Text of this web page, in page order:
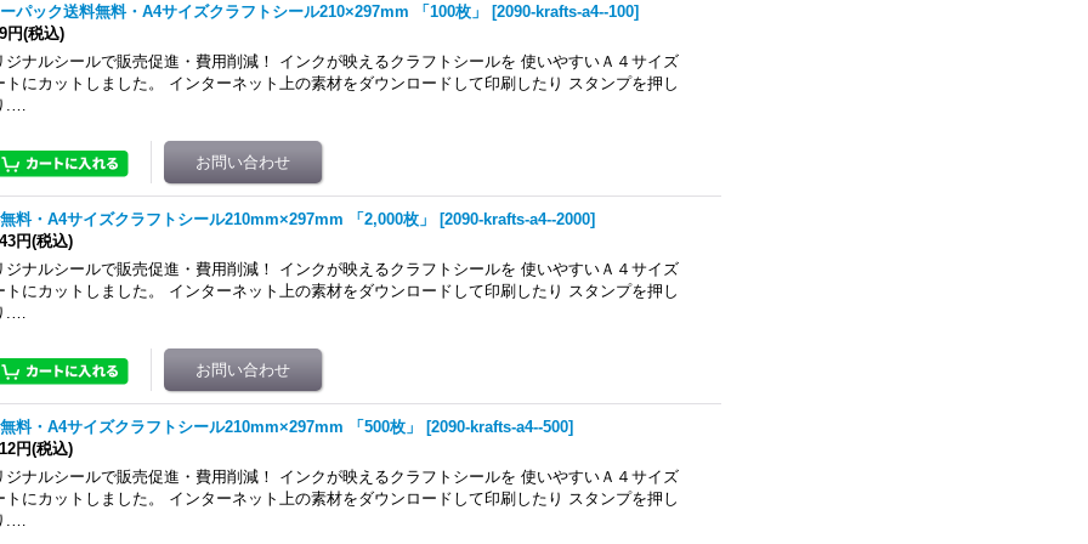
パック送料無料・A4サイズクラフトシール210×297mm 「100枚」 [2090-krafts-a4--100]
円(税込)
ジナルシールで販売促進・費用削減！ インクが映えるクラフトシールを 使いやすいＡ４サイズ
トにカットしました。 インターネット上の素材をダウンロードして印刷したり スタンプを押し
.…
料・A4サイズクラフトシール210mm×297mm 「2,000枚」 [2090-krafts-a4--2000]
円(税込)
ジナルシールで販売促進・費用削減！ インクが映えるクラフトシールを 使いやすいＡ４サイズ
トにカットしました。 インターネット上の素材をダウンロードして印刷したり スタンプを押し
.…
料・A4サイズクラフトシール210mm×297mm 「500枚」 [2090-krafts-a4--500]
円(税込)
ジナルシールで販売促進・費用削減！ インクが映えるクラフトシールを 使いやすいＡ４サイズ
トにカットしました。 インターネット上の素材をダウンロードして印刷したり スタンプを押し
.…